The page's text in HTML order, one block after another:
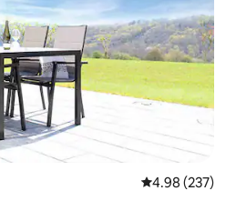
從 237 則評價
4.98 (237)